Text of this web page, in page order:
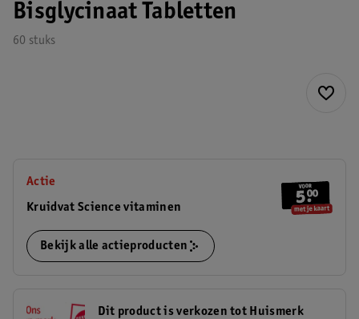
Bisglycinaat Tabletten
60 stuks
Actie
Kruidvat Science vitaminen
Bekijk alle actieproducten
Dit product is verkozen tot Huismerk